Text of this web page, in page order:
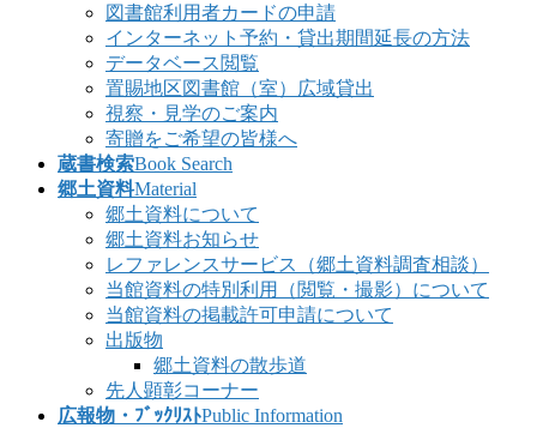
図書館利用者カードの申請
インターネット予約・貸出期間延長の方法
データベース閲覧
置賜地区図書館（室）広域貸出
視察・見学のご案内
寄贈をご希望の皆様へ
蔵書検索Book Search
郷土資料Material
郷土資料について
郷土資料お知らせ
レファレンスサービス（郷土資料調査相談）
当館資料の特別利用（閲覧・撮影）について
当館資料の掲載許可申請について
出版物
郷土資料の散歩道
先人顕彰コーナー
広報物・ﾌﾞｯｸﾘｽﾄPublic Information